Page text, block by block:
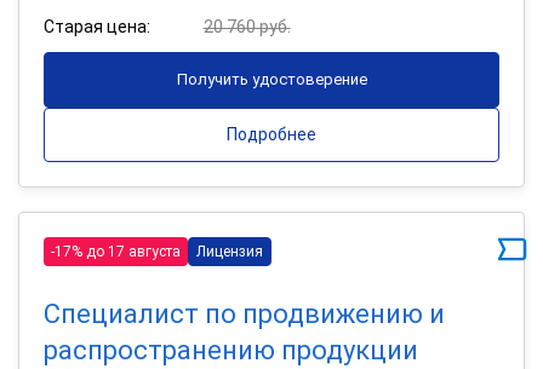
Старая цена:
20 760 руб.
Получить удостоверение
Подробнее
-17% до 17 августа Лицензия
Специалист по продвижению и
распространению продукции